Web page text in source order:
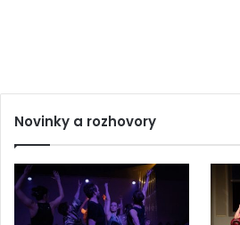
Novinky a rozhovory